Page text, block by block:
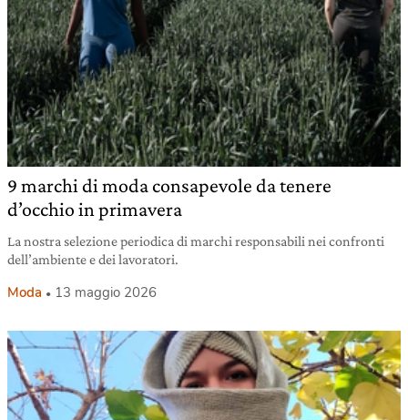
9 marchi di moda consapevole da tenere
d’occhio in primavera
La nostra selezione periodica di marchi responsabili nei confronti
dell’ambiente e dei lavoratori.
Moda 13 maggio 2026